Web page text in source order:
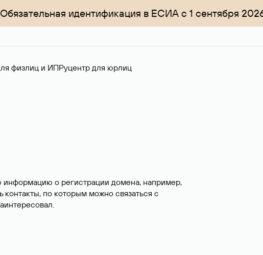
Обязательная идентификация в ЕСИА с 1 сентября
физлиц и ИПРуцентр для юрлиц
информацию о регистрации домена, например,
контакты, по которым можно связаться с